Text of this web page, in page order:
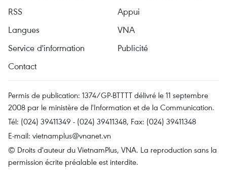
RSS
Appui
Langues
VNA
Service d'information
Publicité
Contact
Permis de publication: 1374/GP-BTTTT délivré le 11 septembre
2008 par le ministère de l'Information et de la Communication.
Tél: (024) 39411349 - (024) 39411348, Fax: (024) 39411348
E-mail: vietnamplus@vnanet.vn
© Droits d'auteur du VietnamPlus, VNA. La reproduction sans la
permission écrite préalable est interdite.